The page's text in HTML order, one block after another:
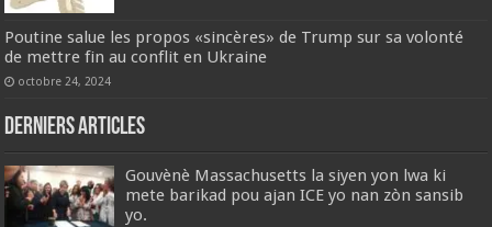
Poutine salue les propos «sincères» de Trump sur sa volonté
de mettre fin au conflit en Ukraine
octobre 24, 2024
Derniers articles
Gouvènè Massachusetts la siyen yon lwa ki
mete barikad pou ajan ICE yo nan zòn sansib
yo.